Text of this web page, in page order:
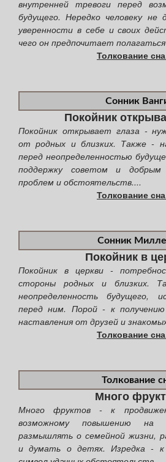
внутренней тревоги перед
будущего. Нередко человеку не
уверенности в себе и своих
чего он предпочитает
Толкование
Сонник
Покойник
Покойник открывает глаза -
от родных и близких. Также -
перед неопределенностью
поддержку советом и
проблем и обстоятельств....
Толкование
Сонник
Покойник в
Покойник в церкви -
стороны родных и близких.
неопределенность будущего,
перед ним. Порой - к
наставления от друзей и
Толкование
Толкование
Много
Много фруктов - к
возможному повышению
размышлять о семейной жизни,
и думать о детях. Изредка - к